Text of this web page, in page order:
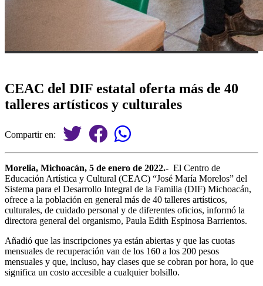
CEAC del DIF estatal oferta más de 40
talleres artísticos y culturales
Compartir en:
Morelia, Michoacán, 5 de enero de 2022.- El Centro de
Educación Artística y Cultural (CEAC) “José María Morelos” del
Sistema para el Desarrollo Integral de la Familia (DIF) Michoacán,
ofrece a la población en general más de 40 talleres artísticos,
culturales, de cuidado personal y de diferentes oficios, informó la
directora general del organismo, Paula Edith Espinosa Barrientos.
Añadió que las inscripciones ya están abiertas y que las cuotas
mensuales de recuperación van de los 160 a los 200 pesos
mensuales y que, incluso, hay clases que se cobran por hora, lo que
significa un costo accesible a cualquier bolsillo.